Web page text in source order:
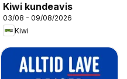
Kiwi kundeavis
03/08 - 09/08/2026
Kiwi